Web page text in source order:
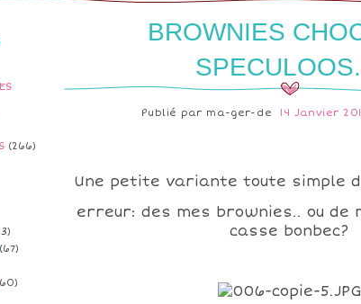
(266)
(67)
BROWNIES
Publié par ma-ger-de 14 Janvier
Une petite variante toute simple
erreur: des mes brownies.. ou de
casse bonbec?